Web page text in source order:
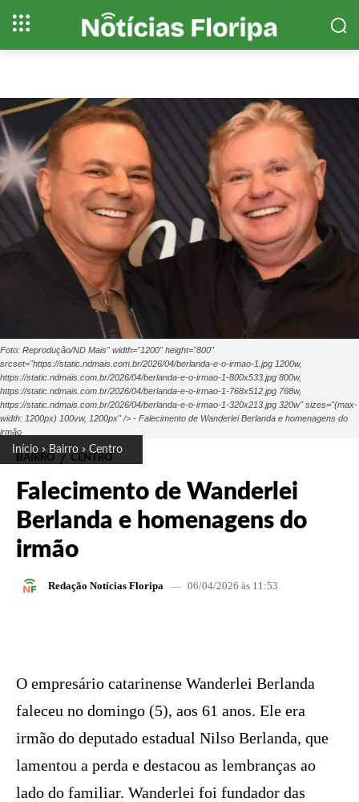
Início Bairro Centro
Foto: Reprodução/ND Mais" width="1200" height="800"
srcset="https://static.ndmais.com.br/2026/04/berlanda-e-o-irmao-1.jpg 1200w,
https://static.ndmais.com.br/2026/04/berlanda-e-o-irmao-1-800x533.jpg 800w,
https://static.ndmais.com.br/2026/04/berlanda-e-o-irmao-1-768x512.jpg 768w,
https://static.ndmais.com.br/2026/04/berlanda-e-o-irmao-1-320x213.jpg 320w" sizes="(max-
width: 1200px) 100vw, 1200px" /> - Falecimento de Wanderlei Berlanda e homenagens do
irmão
BAIRRO CENTRO
Falecimento de Wanderlei
Berlanda e homenagens do
irmão
Redação Notícias Floripa 06/04/2026 às 11:53
O empresário catarinense Wanderlei Berlanda
faleceu no domingo (5), aos 61 anos. Ele era
irmão do deputado estadual Nilso Berlanda, que
lamentou a perda e destacou as lembranças ao
lado do familiar. Wanderlei foi fundador das